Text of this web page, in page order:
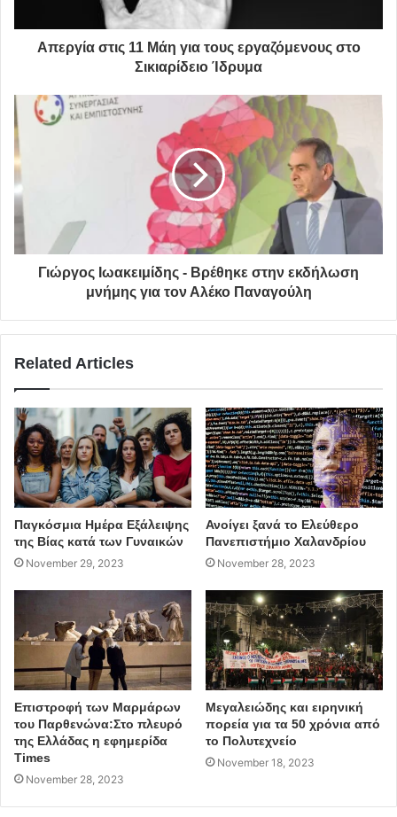
Απεργία στις 11 Μάη για τους εργαζόμενους στο
Σικιαρίδειο Ίδρυμα
Γιώργος Ιωακειμίδης - Βρέθηκε στην εκδήλωση
μνήμης για τον Αλέκο Παναγούλη
Related Articles
Παγκόσμια Ημέρα Εξάλειψης
της Βίας κατά των Γυναικών
November 29, 2023
Ανοίγει ξανά το Ελεύθερο
Πανεπιστήμιο Χαλανδρίου
November 28, 2023
Επιστροφή των Μαρμάρων
του Παρθενώνα:Στο πλευρό
της Ελλάδας η εφημερίδα
Times
November 28, 2023
Μεγαλειώδης και ειρηνική
πορεία για τα 50 χρόνια από
το Πολυτεχνείο
November 18, 2023